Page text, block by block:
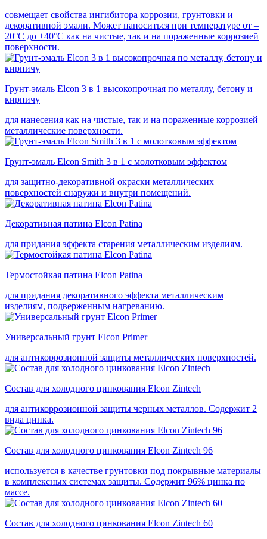
совмещает свойства ингибитора коррозии, грунтовки и
декоративной эмали. Может наноситься при температуре от –
20°С до +40°С как на чистые, так и на пораженные коррозией
поверхности.
Грунт-эмаль Elcon 3 в 1 высокопрочная по металлу, бетону и
кирпичу
для нанесения как на чистые, так и на пораженные коррозией
металлические поверхности.
Грунт-эмаль Elcon Smith 3 в 1 с молотковым эффектом
для защитно-декоративной окраски металлических
поверхностей снаружи и внутри помещений.
Декоративная патина Elcon Patina
для придания эффекта старения металлическим изделиям.
Термостойкая патина Elcon Patina
для придания декоративного эффекта металлическим
изделиям, подверженным нагреванию.
Универсальный грунт Elcon Primer
для антикоррозионной защиты металлических поверхностей.
Состав для холодного цинкования Elcon Zintech
для антикоррозионной защиты черных металлов. Содержит 2
вида цинка.
Состав для холодного цинкования Elcon Zintech 96
используется в качестве грунтовки под покрывные материалы
в комплексных системах защиты. Cодержит 96% цинка по
массе.
Состав для холодного цинкования Elcon Zintech 60